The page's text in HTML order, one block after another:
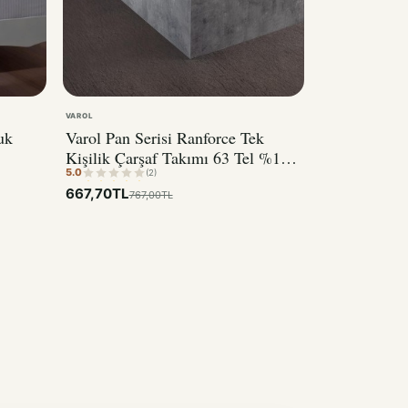
VAROL
Varol Pan Serisi Ranforce Tek
Kişilik Çarşaf Takımı 63 Tel %100
Pamuk
5.0 (2)
667,70TL767,00TL